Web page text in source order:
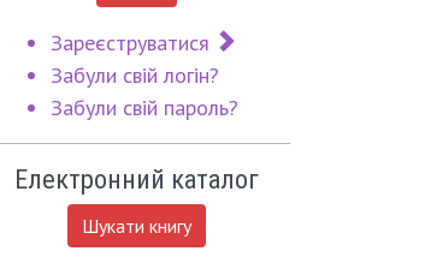
Зареєструватися
Забули свій логін?
Забули свій пароль?
Електронний каталог
Шукати книгу